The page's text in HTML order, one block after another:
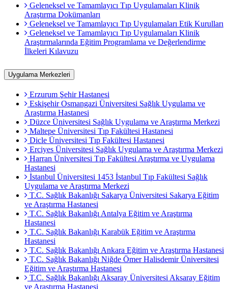
Geleneksel ve Tamamlayıcı Tıp Uygulamaları Klinik
Araştırma Dokümanları
Geleneksel ve Tamamlayıcı Tıp Uygulamaları Etik Kurulları
Geleneksel ve Tamamlayıcı Tıp Uygulamaları Klinik
Araştırmalarında Eğitim Programlama ve Değerlendirme
İlkeleri Kılavuzu
Uygulama Merkezleri
Erzurum Şehir Hastanesi
Eskişehir Osmangazi Üniversitesi Sağlık Uygulama ve
Araştırma Hastanesi
Düzce Üniversitesi Sağlık Uygulama ve Araştırma Merkezi
Maltepe Üniversitesi Tıp Fakültesi Hastanesi
Dicle Üniversitesi Tıp Fakültesi Hastanesi
Erciyes Üniversitesi Sağlık Uygulama ve Araştırma Merkezi
Harran Üniversitesi Tıp Fakültesi Araştırma ve Uygulama
Hastanesi
İstanbul Üniversitesi 1453 İstanbul Tıp Fakültesi Sağlık
Uygulama ve Araştırma Merkezi
T.C. Sağlık Bakanlığı Sakarya Üniversitesi Sakarya Eğitim
ve Araştırma Hastanesi
T.C. Sağlık Bakanlığı Antalya Eğitim ve Araştırma
Hastanesi
T.C. Sağlık Bakanlığı Karabük Eğitim ve Araştırma
Hastanesi
T.C. Sağlık Bakanlığı Ankara Eğitim ve Araştırma Hastanesi
T.C. Sağlık Bakanlığı Niğde Ömer Halisdemir Üniversitesi
Eğitim ve Araştırma Hastanesi
T.C. Sağlık Bakanlığı Aksaray Üniversitesi Aksaray Eğitim
ve Araştırma Hastanesi